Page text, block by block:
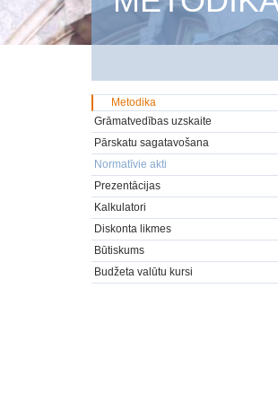
Metodika
Grāmatvedības uzskaite
Pārskatu sagatavošana
Normatīvie akti
Prezentācijas
Kalkulatori
Diskonta likmes
Būtiskums
Budžeta valūtu kursi